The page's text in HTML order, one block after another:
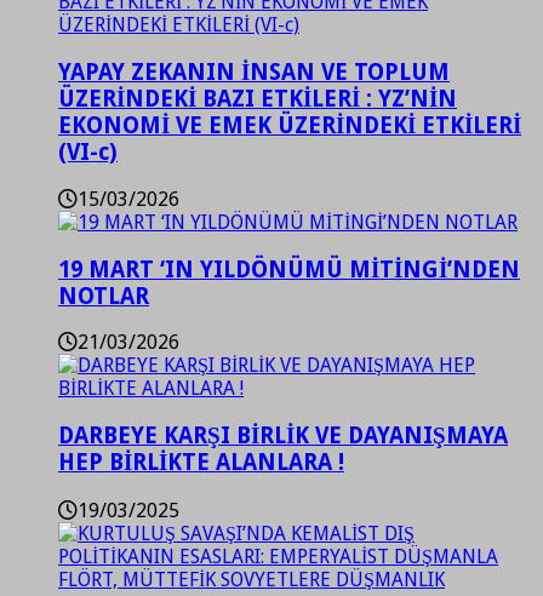
YAPAY ZEKANIN İNSAN VE TOPLUM
ÜZERİNDEKİ BAZI ETKİLERİ : YZ’NİN
EKONOMİ VE EMEK ÜZERİNDEKİ ETKİLERİ
(VI-c)
15/03/2026
19 MART ‘IN YILDÖNÜMÜ MİTİNGİ’NDEN
NOTLAR
21/03/2026
DARBEYE KARŞI BİRLİK VE DAYANIŞMAYA
HEP BİRLİKTE ALANLARA !
19/03/2025